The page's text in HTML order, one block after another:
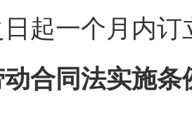
日起一个月内
同法实施条